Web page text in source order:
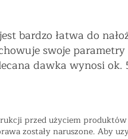
bardzo łatwa do
swoje
dawka wynosi ok.
przed użyciem
zostały naruszone. Aby